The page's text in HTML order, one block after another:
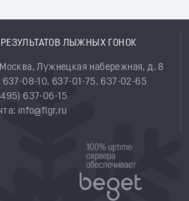
РЕЗУЛЬТАТОВ ЛЫЖНЫХ ГОНОК
Лужнецкая набережная, д. 8
637-08-10, 637-01-75, 637-02-65
637-06-15
info@flgr.ru